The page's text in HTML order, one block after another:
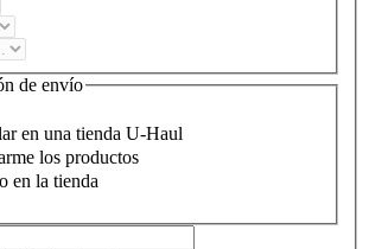
de envío
en una tienda U-Haul
los productos
en la tienda